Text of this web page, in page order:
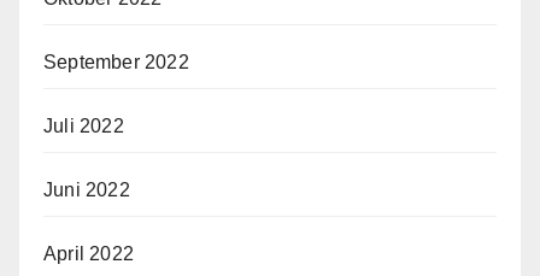
September 2022
Juli 2022
Juni 2022
April 2022